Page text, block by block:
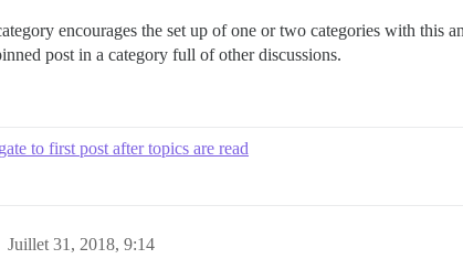
encourages the set up of one or two categories with this
post in a category full of other discussions.
to first post after topics are read
Juillet 31, 2018, 9:14